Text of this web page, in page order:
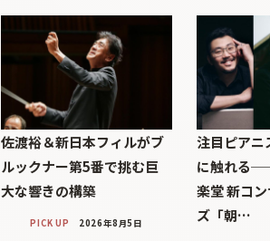
佐渡裕＆新日本フィルがブ
ルックナー第5番で挑む巨
大な響きの構築
PICK UP 2026年8月5日
注目ピアニ
に触れる
楽堂 新コ
ズ「朝…